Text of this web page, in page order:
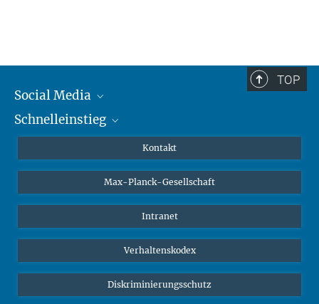
TOP
Social Media
Mastodon
Schnelleinstieg
Studierende
Schüler*innen
Öffentlichkeit
Alumnae | Alumni
Kontakt
Max-Planck-Gesellschaft
Intranet
Verhaltenskodex
Diskriminierungsschutz